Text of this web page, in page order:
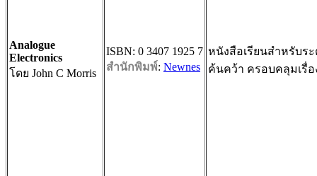
Analogue
Electronics
โดย John C Morris
ISBN: 0 3407 1925 7
สำนักพิมพ์: Newnes
หนังสือเรียนสำหรับร
ค้นคว้า ครอบคลุมเรื่